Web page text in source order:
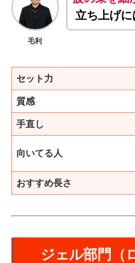
毛利
立ち上げに
セット力
質感
手直し
向いてる人
おすすめ長さ
ジェル部門（